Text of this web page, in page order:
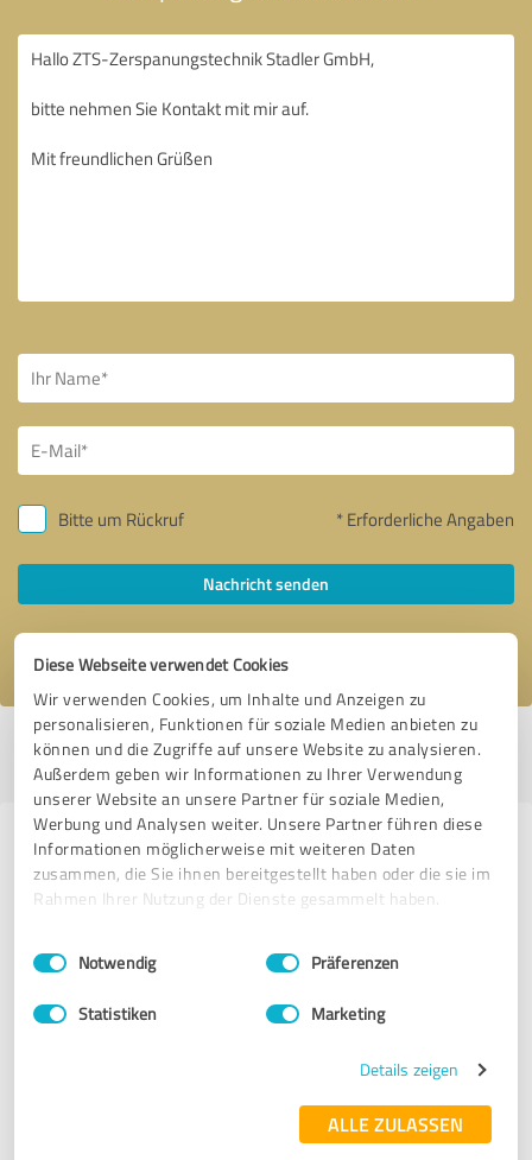
Diese Webseite verwendet Cookies
Wir verwenden Cookies, um Inhalte und Anzeigen zu
personalisieren, Funktionen für soziale Medien anbieten zu
können und die Zugriffe auf unsere Website zu analysieren.
Außerdem geben wir Informationen zu Ihrer Verwendung
unserer Website an unsere Partner für soziale Medien,
Werbung und Analysen weiter. Unsere Partner führen diese
Informationen möglicherweise mit weiteren Daten
zusammen, die Sie ihnen bereitgestellt haben oder die sie im
Rahmen Ihrer Nutzung der Dienste gesammelt haben.
Impressum Datenschutzbestimmungen
Einwilligungsauswahl
Notwendig Präferenzen
Statistiken Marketing
Details zeigen
ALLE ZULASSEN
Bitte um Rückruf * Erforderliche Angaben
Nachricht senden
Ich stimme den
Profil aktiv seit 24.05.2023 |Letzte Aktualisierung: 04.08.2026|Profil
melden
Erfahrungen zu weiteren
Anbietern aus dem Bereich
FKM Sintertechnik GmbH